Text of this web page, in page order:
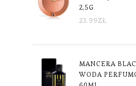
2,5G
23.99ZŁ
MANCERA
WODA